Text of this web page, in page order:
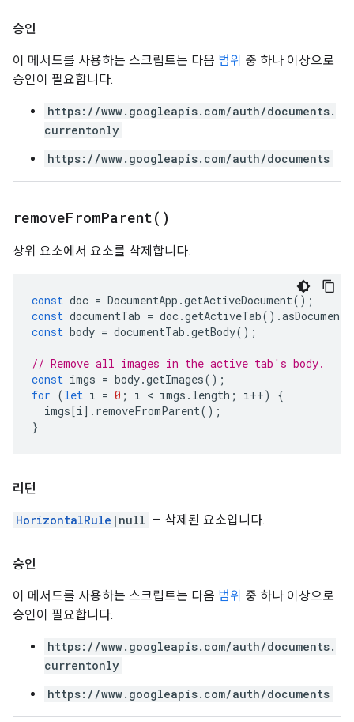
승인
이 메서드를 사용하는 스크립트는 다음 범위 중 하나 이상으로
승인이 필요합니다.
https://www.googleapis.com/auth/documents.
currentonly
https://www.googleapis.com/auth/documents
removeFromParent( )
상위 요소에서 요소를 삭제합니다.
const doc = DocumentApp .getActiveDocument();
const documentTab = doc.getActiveTab().
const body = documentTab .getBody();
// Remove all images in the active tab's body.
const imgs = body.getImages();
for (let i = 0 ; i < imgs . length ; i++)
{
imgs[i]. removeFromParent();
}
리턴
HorizontalRule |null — 삭제된 요소입니다.
승인
이 메서드를 사용하는 스크립트는 다음 범위 중 하나 이상으로
승인이 필요합니다.
https://www.googleapis.com/auth/documents.
currentonly
https://www.googleapis.com/auth/documents